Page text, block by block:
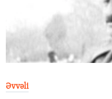
FOTOQALEREYA
İNFOQRAFIKA
KARIKATURA
AZƏRBAYCAN ƏDƏBIYYATI
İSLAM VƏ DEMOKRATIYA
HAQQIMIZDA
MISSIYAMIZ
PEŞƏ ETIKASI VƏ JURNALISTIKA
AZADLIQRADIOSU MOBIL
RFE/RL-in bütün saytları
Əvvəli